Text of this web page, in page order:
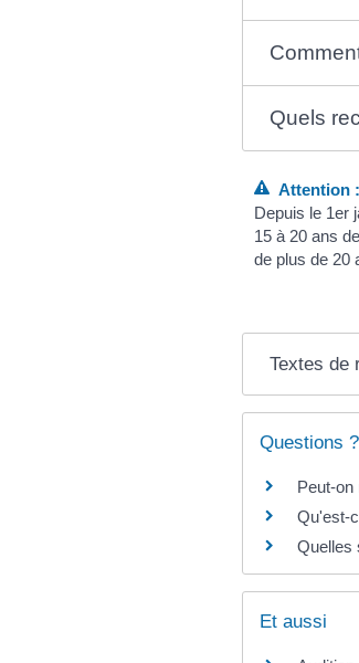
Quels
Attention :
Depuis le 1er
15 à 20 ans de
de plus de 20
Textes de
Questions
Peut-on
Qu'est-
Quelles
Et aussi